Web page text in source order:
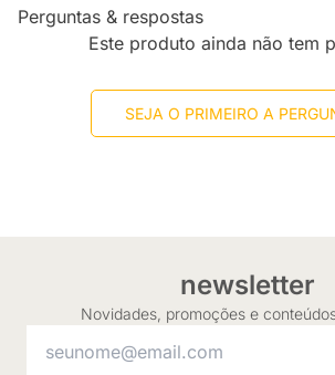
Perguntas & respostas
Este produto ainda não tem
SEJA O PRIMEIRO A
newsletter
Novidades, promoções e